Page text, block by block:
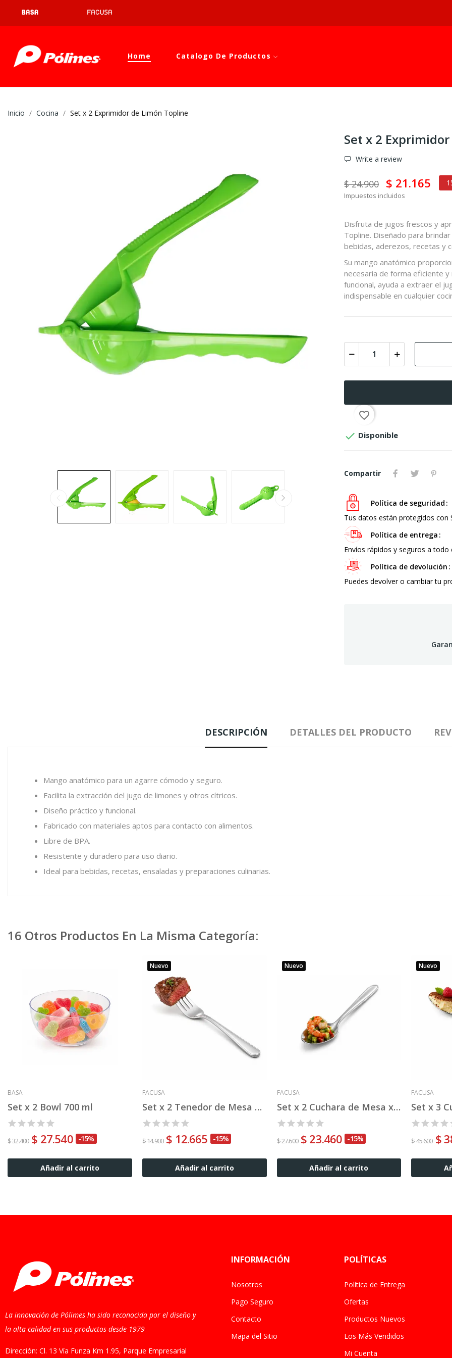
Home Catalogo De Productos
Inicio Cocina Set x 2 Exprimidor de Limón Topline
Set x 2
Write a review
$ 24.900 $ 21.165
Impuestos incluidos
Disfruta de jugos frescos y
Topline. Diseñado para
bebidas, aderezos, recetas y
Su mango anatómico
necesaria de forma eficiente
funcional, ayuda a extraer el
indispensable en cualquier
favorite_border
 Disponible
Compartir
Política de seguridad
Tus datos están protegidos con
Política de entrega
Envíos rápidos y seguros a
Política de devolución
Puedes devolver o cambiar tu
DESCRIPCIÓN DETALLES DEL PRODUCTO
Mango anatómico para un agarre cómodo y seguro.
Facilita la extracción del jugo de limones y otros cítricos.
Diseño práctico y funcional.
Fabricado con materiales aptos para contacto con alimentos.
Libre de BPA.
Resistente y duradero para uso diario.
Ideal para bebidas, recetas, ensaladas y preparaciones culinarias.
16 Otros Productos En La Misma Categoría:
BASA
Set x 2 Bowl 700 ml
$ 32.400 $ 27.540 -15%
Añadir al carrito
Nuevo
FACUSA
Set x 2 Tenedor de Mesa x3 Mod 12
$ 14.900 $ 12.665 -15%
Añadir al carrito
Nuevo
FACUSA
Set x 2 Cuchara de Mesa x6 Mod 12
$ 27.600 $ 23.460 -15%
Añadir al carrito
Nuevo
FACUSA
$ 45.600 $
La innovación de Pólimes ha sido reconocida por el diseño y
la alta calidad en sus productos desde 1979
Dirección: Cl. 13 Vía Funza Km 1.95, Parque Empresarial
INFORMACIÓN
Nosotros
Pago Seguro
Contacto
Mapa del Sitio
POLÍTICAS
Política de Entrega
Ofertas
Productos Nuevos
Los Más Vendidos
Mi Cuenta